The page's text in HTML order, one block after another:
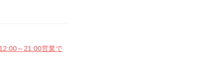
～21:00営業で